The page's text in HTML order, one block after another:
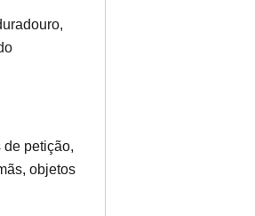
petição,
objetos